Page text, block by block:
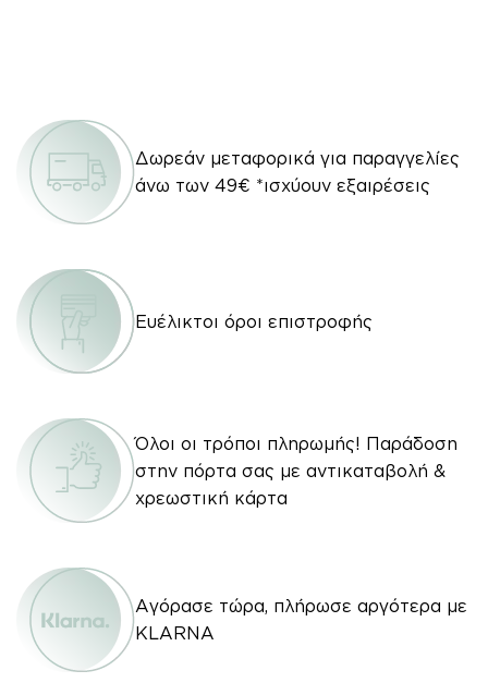
Δωρεάν μεταφορικά για παραγγελίες
άνω των 49€ *ισχύουν εξαιρέσεις
Ευέλικτοι όροι επιστροφής
Όλοι οι τρόποι πληρωμής! Παράδοση
στην πόρτα σας με αντικαταβολή &
χρεωστική κάρτα
Αγόρασε τώρα, πλήρωσε αργότερα με
KLARNA